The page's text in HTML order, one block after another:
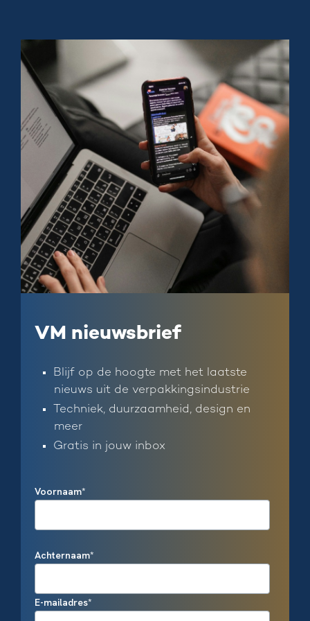
VM nieuwsbrief
Blijf op de hoogte met het laatste
nieuws uit de verpakkingsindustrie
Techniek, duurzaamheid, design en
meer
Gratis in jouw inbox
Voornaam*
Achternaam*
E-mailadres*